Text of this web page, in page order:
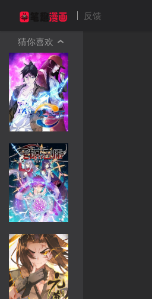
反馈
猜你喜欢 